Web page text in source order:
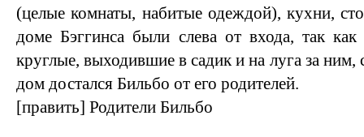
(целые комнаты, набитые одеждой), кухни,
доме Бэггинса были слева от входа, так
круглые, выходившие в садик и на луга за
дом достался Бильбо от его родителей.
[править] Родители Бильбо